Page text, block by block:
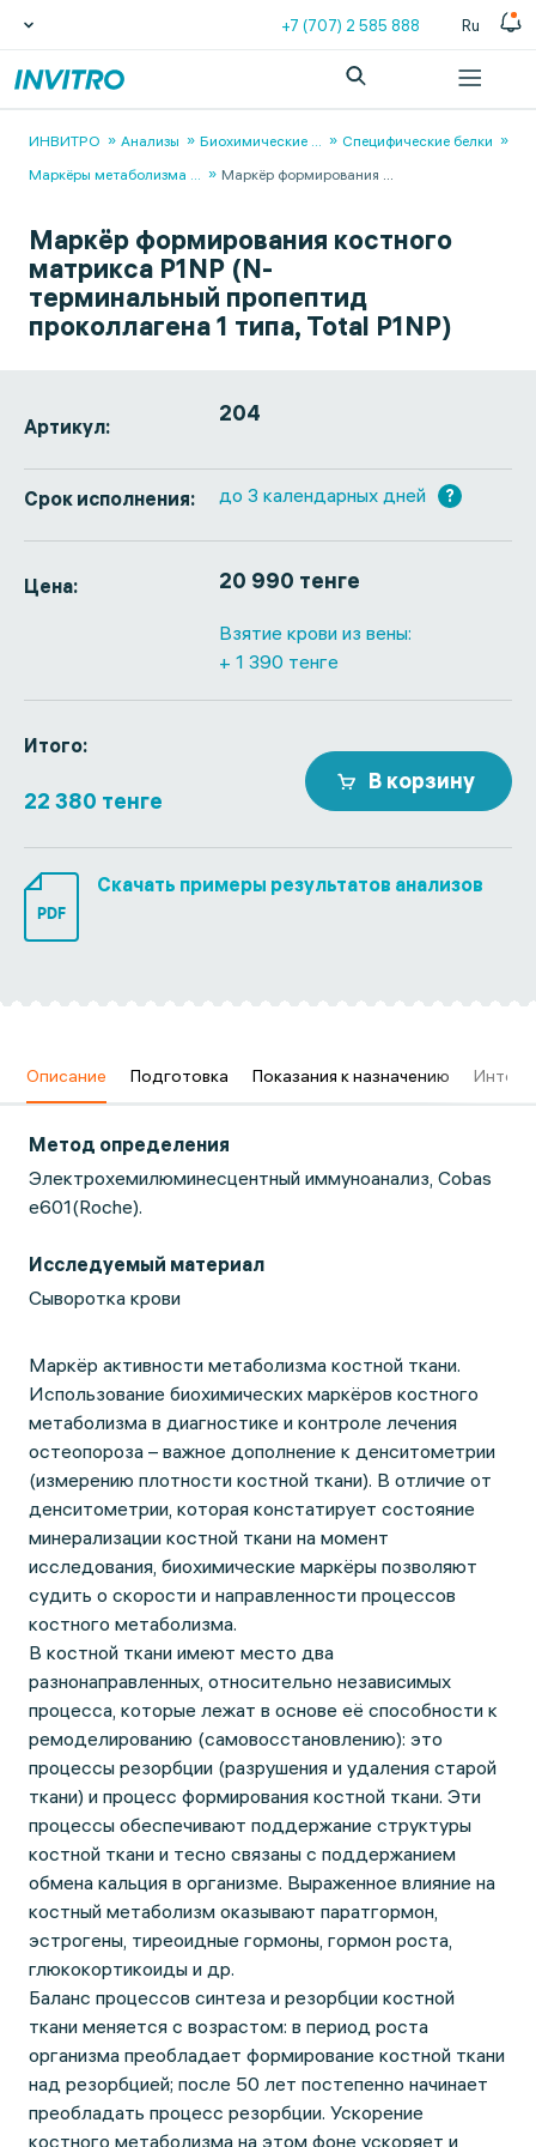
+7 (707) 2 585 888 Ru
ИНВИТРО Анализы Биохимические ...
Специфические белки
Маркёры метаболизма ... Маркёр формирования ...
Маркёр формирования костного
матрикса P1NP (N-
терминальный пропептид
проколлагена 1 типа, Total P1NP)
Артикул: 204
Срок исполнения: до 3 календарных дней ?
Цена: 20 990 тенге
Взятие крови из вены:
+ 1 390 тенге
Итого:
22 380 тенге
В корзину
PDF
Скачать примеры результатов анализов
Описание Подготовка Показания к назначению
Метод определения
Электрохемилюминесцентный иммуноанализ, Cobas
e601(Roche).
Исследуемый материал
Сыворотка крови
Маркёр активности метаболизма костной ткани.
Использование биохимических маркёров костного
метаболизма в диагностике и контроле лечения
остеопороза – важное дополнение к денситометрии
(измерению плотности костной ткани). В отличие от
денситометрии, которая констатирует состояние
минерализации костной ткани на момент
исследования, биохимические маркёры позволяют
судить о скорости и направленности процессов
костного метаболизма.
В костной ткани имеют место два
разнонаправленных, относительно независимых
процесса, которые лежат в основе её способности к
ремоделированию (самовосстановлению): это
процессы резорбции (разрушения и удаления старой
ткани) и процесс формирования костной ткани. Эти
процессы обеспечивают поддержание структуры
костной ткани и тесно связаны с поддержанием
обмена кальция в организме. Выраженное влияние на
костный метаболизм оказывают паратгормон,
эстрогены, тиреоидные гормоны, гормон роста,
глюкокортикоиды и др.
Баланс процессов синтеза и резорбции костной
ткани меняется с возрастом: в период роста
организма преобладает формирование костной ткани
над резорбцией; после 50 лет постепенно начинает
преобладать процесс резорбции. Ускорение
костного метаболизма на этом фоне ускоряет и